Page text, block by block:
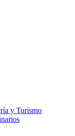
y Turismo